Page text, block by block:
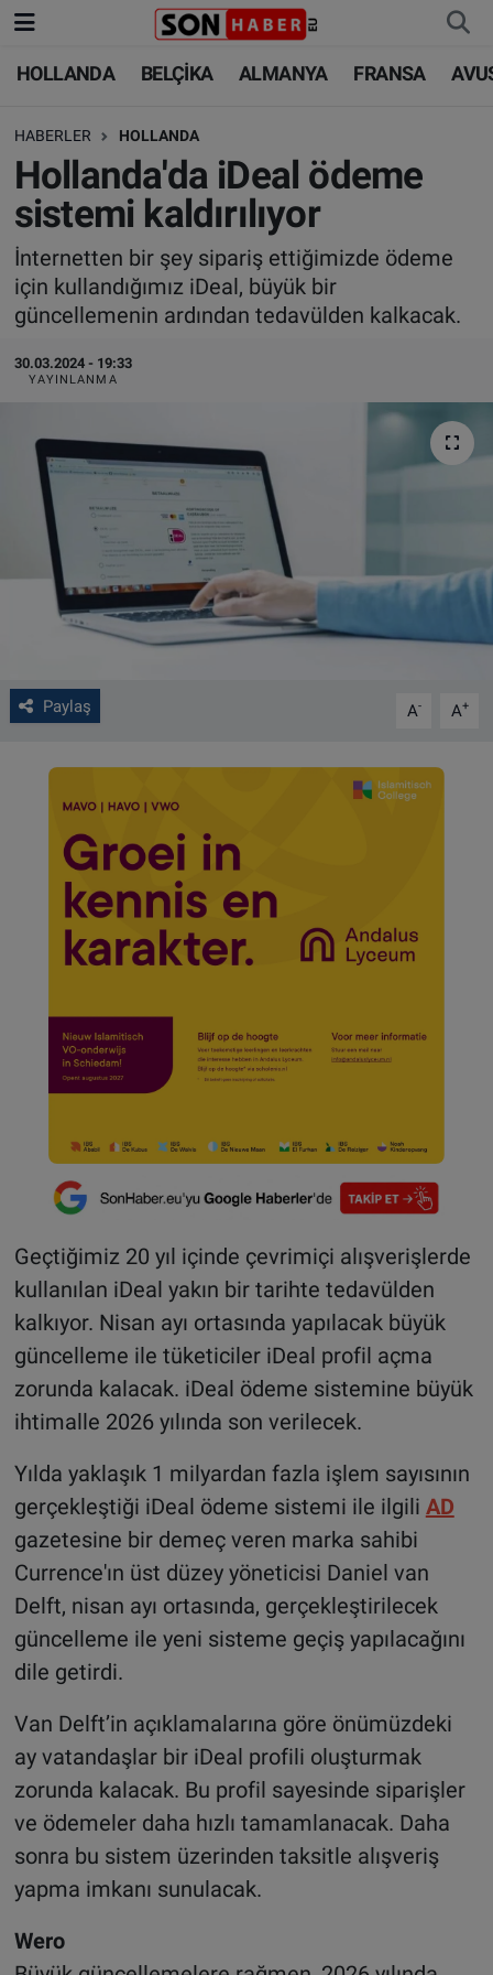
HOLLANDA BELÇİKA ALMANYA FRANSA
HABERLER HOLLANDA
Hollanda'da iDeal ödeme
sistemi kaldırılıyor
İnternetten bir şey sipariş ettiğimizde ödeme
için kullandığımız iDeal, büyük bir
güncellemenin ardından tedavülden kalkacak.
30.03.2024 - 19:33
YAYINLANMA
Paylaş A- A+
Geçtiğimiz 20 yıl içinde çevrimiçi alışverişlerde
kullanılan iDeal yakın bir tarihte tedavülden
kalkıyor. Nisan ayı ortasında yapılacak büyük
güncelleme ile tüketiciler iDeal profil açma
zorunda kalacak. iDeal ödeme sistemine büyük
ihtimalle 2026 yılında son verilecek.
Yılda yaklaşık 1 milyardan fazla işlem sayısının
gerçekleştiği iDeal ödeme sistemi ile ilgili AD
gazetesine bir demeç veren marka sahibi
Currence'ın üst düzey yöneticisi Daniel van
Delft, nisan ayı ortasında, gerçekleştirilecek
güncelleme ile yeni sisteme geçiş yapılacağını
dile getirdi.
Van Delft’in açıklamalarına göre önümüzdeki
ay vatandaşlar bir iDeal profili oluşturmak
zorunda kalacak. Bu profil sayesinde siparişler
ve ödemeler daha hızlı tamamlanacak. Daha
sonra bu sistem üzerinden taksitle alışveriş
yapma imkanı sunulacak.
Wero
HOLLANDA
BELÇİKA
ALMANYA
FRANSA
AVUSTURYA
SAĞLIK - YAŞAM
HOLLANDA
BELÇİKA
ALMANYA
TÜRKİYE
DÜNYA
BİLİM-TEKNOLOJİ
FOTO GALERİ
VIDEO GALERİ
ALGEMENE VOORWAARDEN
CONTACT
Çerez Politikası
Nöbetçi Eczaneler
Hava Durumu
Trafik Durumu
Süper Lig Puan Durumu ve Fikstür
Tüm Manşetler
Son Dakika Haberleri